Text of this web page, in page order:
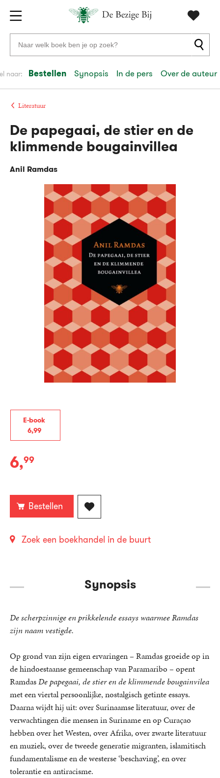
Gratis
verzending
vanaf
20
euro
Voor
23:59
volgendein
Veiligbetalen
retourneren
Zoeken
naar
auteurs
en
uitgevers
naar: Bestellen Synopsis In de pers Over de auteur
Literatuur
E-book
6,99
E-
6,99
Bestellen
Zoek een boekhandel in de buurt
De papegaai, de stier en de
klimmende bougainvillea
Anil Ramdas
Synopsis
De scherpzinnige en prikkelende essays waarmee Ramdas
zijn naam vestigde.
Op grond van zijn eigen ervaringen – Ramdas groeide op in
de hindoestaanse gemeenschap van Paramaribo – opent
RamdasDe papegaai, de stier en de klimmende bougainvilea
met een viertal persoonlijke, nostalgisch getinte essays.
Daarna wijdt hij uit: over Surinaamse literatuur, over de
verwachtingen die mensen in Suriname en op Curaçao
hebben over het Westen, over Afrika, over zwarte literatuur
en muziek, over de tweede generatie migranten, islamitisch
fundamentalisme en de westerse ‘beschaving’, en over
tolerantie en antiracisme.